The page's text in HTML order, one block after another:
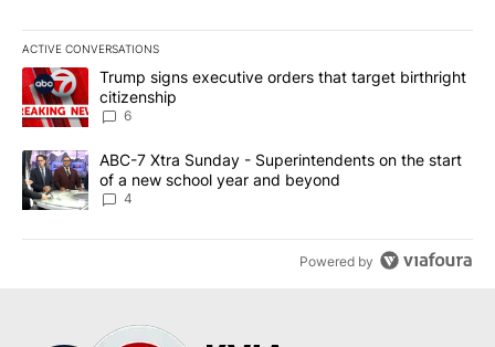
ACTIVE CONVERSATIONS
The following is a list of the most commented articles in the last
A trending article titled "Trump signs executive orders that
Trump signs executive orders that target birthright
citizenship
6
A trending article titled "ABC-7 Xtra Sunday - Superintendents
ABC-7 Xtra Sunday - Superintendents on the start
of a new school year and beyond
4
Powered by